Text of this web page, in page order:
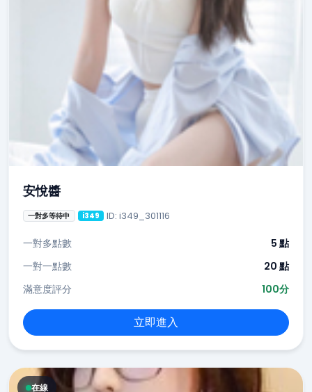
安悅醬
一對多等待中 i349 ID: i349_301116
一對多點數
5 點
一對一點數
20 點
滿意度評分
100分
立即進入
在線